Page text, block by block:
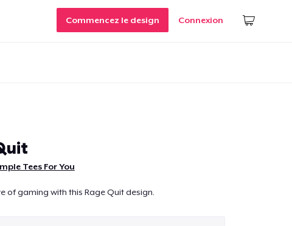
Commencez le design Connexion
Tees For You
of gaming with this Rage Quit design.